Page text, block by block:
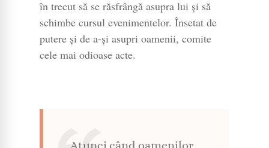
în trecut să se răsfrângă asupra lui și să
schimbe cursul evenimentelor. Însetat de
putere și de a-și asupri oamenii, comite
cele mai odioase acte.
Atunci când oamenilor